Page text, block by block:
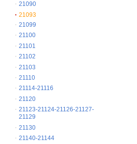
21090
21093
21099
21100
21101
21102
21103
21110
21114-21116
21120
21123-21124-21126-21127-
21129
21130
21140-21144